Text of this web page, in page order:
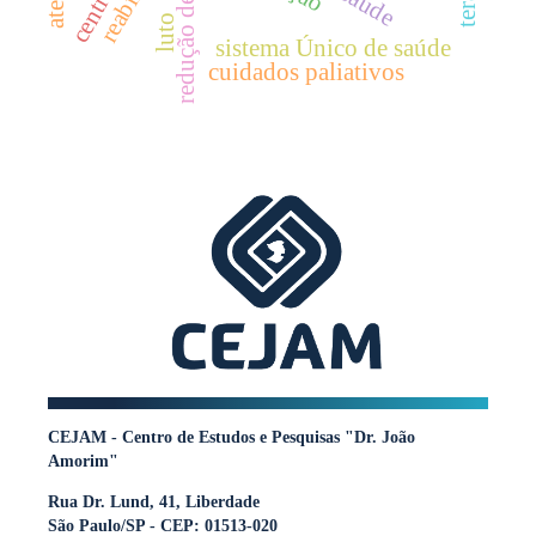
sistema Único de saúde
luto
cuidados paliativos
CEJAM - Centro de Estudos e Pesquisas "Dr. João
Amorim"
Rua Dr. Lund, 41, Liberdade
São Paulo/SP - CEP: 01513-020